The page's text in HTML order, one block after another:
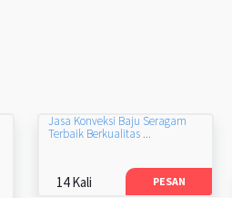
Jasa Konveksi Baju Seragam
Terbaik Berkualitas ...
14 Kali PESAN